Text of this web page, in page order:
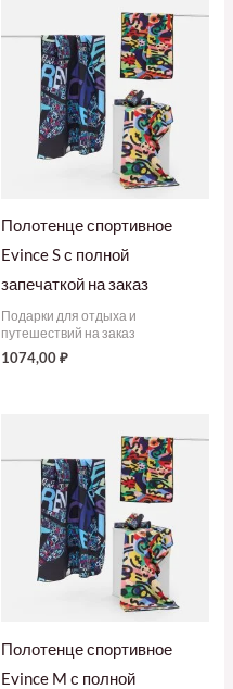
Полотенце спортивное
Evince S с полной
запечаткой на заказ
Подарки для отдыха и
путешествий на заказ
1074,00₽
Полотенце спортивное
Evince M с полной